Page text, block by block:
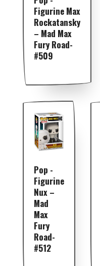
Figurine Max
Rockatansky
– Mad Max
Fury Road-
#509
Pop -
Figurine
Nux –
Mad
Max
Fury
Road-
#512